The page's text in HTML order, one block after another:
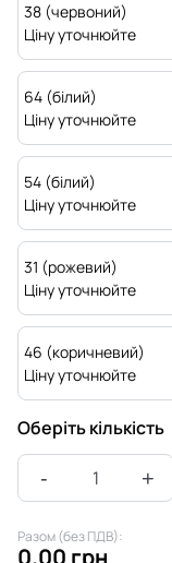
38 (червоний)
Ціну уточнюйте
64 (білий)
Ціну уточнюйте
54 (білий)
Ціну уточнюйте
31 (рожевий)
Ціну уточнюйте
46 (коричневий)
Ціну уточнюйте
Оберіть кількість
Разом (без ПДВ):
0.00 грн